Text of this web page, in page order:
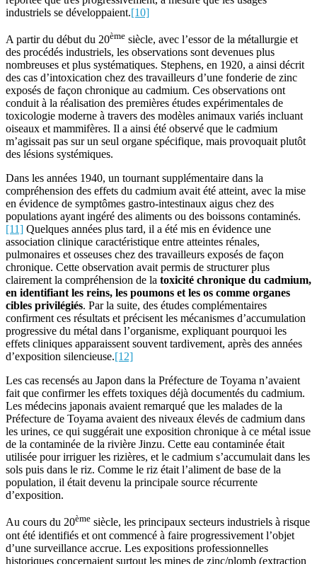
industriels se développaient.[10]
A partir du début du 20ème siècle, avec l’essor de la métallurgie et
des procédés industriels, les observations sont devenues plus
nombreuses et plus systématiques. Stephens, en 1920, a ainsi décrit
des cas d’intoxication chez des travailleurs d’une fonderie de zinc
exposés de façon chronique au cadmium. Ces observations ont
conduit à la réalisation des premières études expérimentales de
toxicologie moderne à travers des modèles animaux variés incluant
oiseaux et mammifères. Il a ainsi été observé que le cadmium
m’agissait pas sur un seul organe spécifique, mais provoquait plutôt
des lésions systémiques.
Dans les années 1940, un tournant supplémentaire dans la
compréhension des effets du cadmium avait été atteint, avec la mise
en évidence de symptômes gastro-intestinaux aigus chez des
populations ayant ingéré des aliments ou des boissons contaminés.
[11] Quelques années plus tard, il a été mis en évidence une
association clinique caractéristique entre atteintes rénales,
pulmonaires et osseuses chez des travailleurs exposés de façon
chronique. Cette observation avait permis de structurer plus
clairement la compréhension de la toxicité chronique du cadmium,
en identifiant les reins, les poumons et les os comme organes
cibles privilégiés. Par la suite, des études complémentaires
confirment ces résultats et précisent les mécanismes d’accumulation
progressive du métal dans l’organisme, expliquant pourquoi les
effets cliniques apparaissent souvent tardivement, après des années
d’exposition silencieuse.[12]
Les cas recensés au Japon dans la Préfecture de Toyama n’avaient
fait que confirmer les effets toxiques déjà documentés du cadmium.
Les médecins japonais avaient remarqué que les malades de la
Préfecture de Toyama avaient des niveaux élevés de cadmium dans
les urines, ce qui suggérait une exposition chronique à ce métal issue
de la contaminée de la rivière Jinzu. Cette eau contaminée était
utilisée pour irriguer les rizières, et le cadmium s’accumulait dans les
sols puis dans le riz. Comme le riz était l’aliment de base de la
population, il était devenu la principale source récurrente
d’exposition.
Au cours du 20ème siècle, les principaux secteurs industriels à risque
ont été identifiés et ont commencé à faire progressivement l’objet
d’une surveillance accrue. Les expositions professionnelles
historiques concernaient surtout les mines de zinc/plomb (extraction